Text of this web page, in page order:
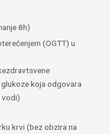
8h)
(OGTT) u
koja odgovara
vodi)
krvi (bez obzira na